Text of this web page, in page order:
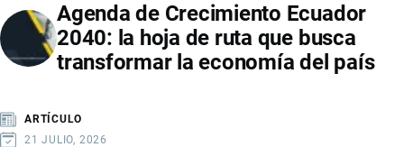
AMAZONÍA
ECUATORIANA:
IMPACTOS
Y
Agenda de Crecimiento Ecuador
2040: la hoja de ruta que busca
transformar la economía del país
ARTÍCULO
21 JULIO, 2026